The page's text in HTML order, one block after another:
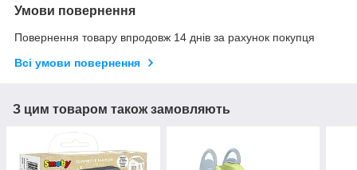
Умови повернення
Повернення товару впродовж 14 днів за рахунок покупця
Всі умови повернення
З цим товаром також замовляють